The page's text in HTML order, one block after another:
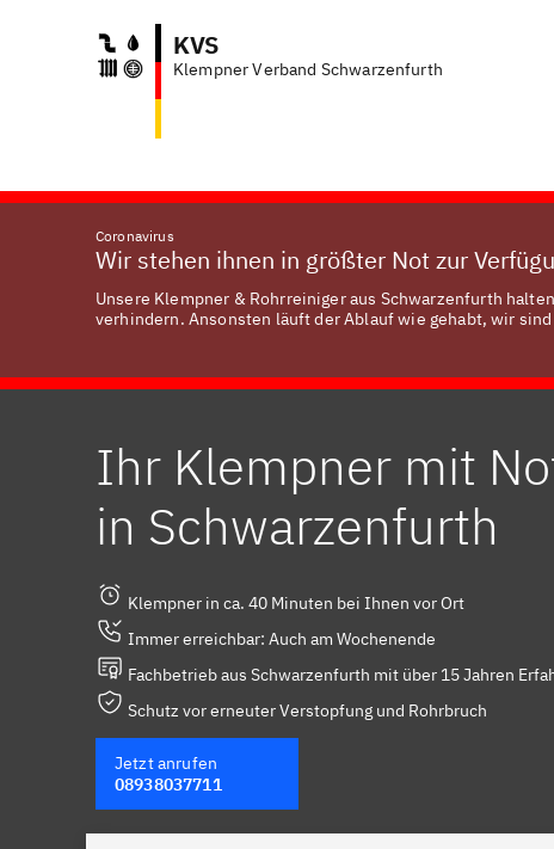
KVS
Klempner Verband Schwarzenfurth
Coronavirus
Wir stehen ihnen in größter Not zur
Unsere Klempner & Rohrreiniger aus Schwarzenfurth
verhindern. Ansonsten läuft der Ablauf wie gehabt, wir
Ihr Klempner mit
in Schwarzenfurth
Klempner in ca. 40 Minuten bei Ihnen vor Ort
Immer erreichbar: Auch am Wochenende
Fachbetrieb aus Schwarzenfurth mit über 15 Jahren
Schutz vor erneuter Verstopfung und Rohrbruch
Jetzt anrufen
08938037711